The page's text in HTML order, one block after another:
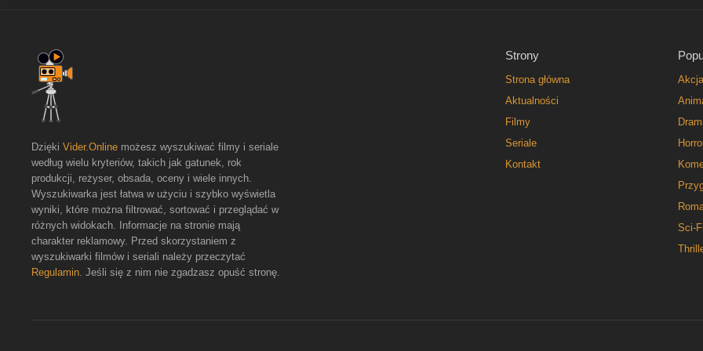
Strony
Strona główna
Aktualności
Filmy
Seriale
Kontakt
Akcja
Sci-Fi
Dzięki Vider.Online możesz wyszukiwać filmy i seriale
według wielu kryteriów, takich jak gatunek, rok
produkcji, reżyser, obsada, oceny i wiele innych.
Wyszukiwarka jest łatwa w użyciu i szybko wyświetla
wyniki, które można filtrować, sortować i przeglądać w
różnych widokach. Informacje na stronie mają
charakter reklamowy. Przed skorzystaniem z
wyszukiwarki filmów i seriali należy przeczytać
Regulamin. Jeśli się z nim nie zgadzasz opuść stronę.